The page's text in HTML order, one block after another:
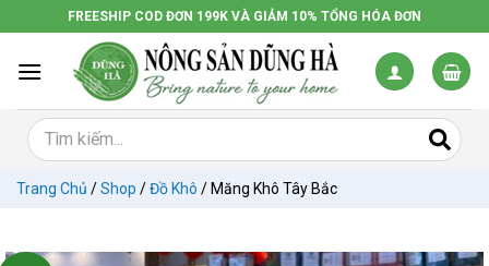
đến
dung
FREESHIP COD ĐƠN 199K VÀ GIẢM 10% TỔNG HÓA ĐƠN
Trang Chủ /Shop /Đồ Khô / Măng Khô Tây Bắc